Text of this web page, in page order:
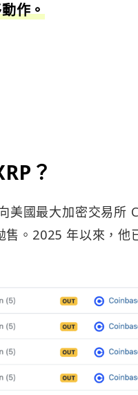
作。
？
美國最大加密交易所
售。2025 年以來，